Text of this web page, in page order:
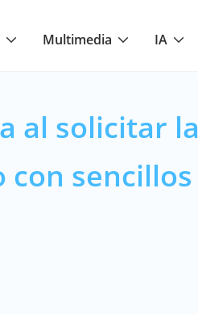
Multimedia IA
al solicitar la
con sencillos